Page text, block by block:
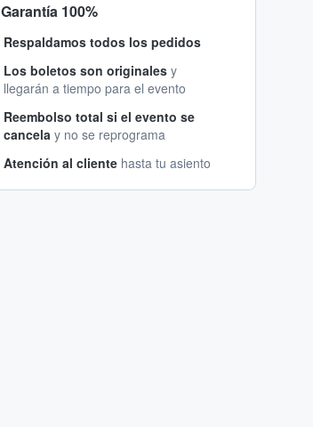
Garantía 100%
Respaldamos todos los pedidos
Los boletos son originales y
llegarán a tiempo para el evento
Reembolso total si el evento se
cancela y no se reprograma
Atención al cliente hasta tu asiento